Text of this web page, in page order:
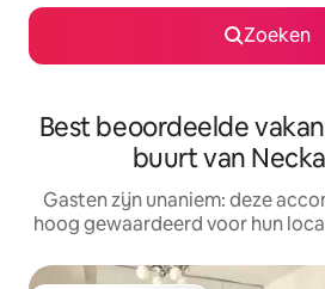
Zoeken
Best beoordeelde
buurt van
Gasten zijn unaniem: deze
hoog gewaardeerd voor hun